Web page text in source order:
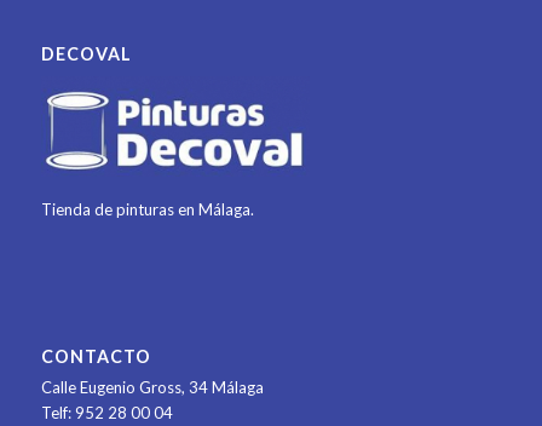
DECOVAL
Tienda de pinturas en Málaga.
CONTACTO
Calle Eugenio Gross, 34Málaga
Telf: 952 28 00 04